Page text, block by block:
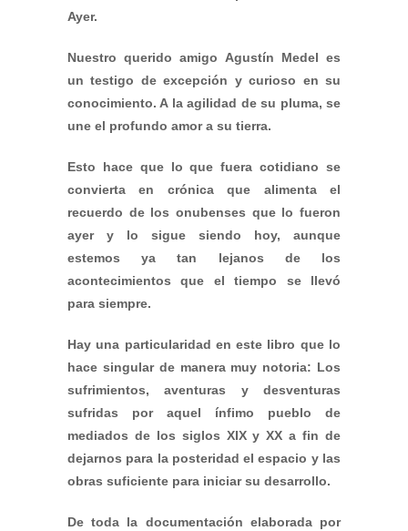
Ayer.
Nuestro querido amigo Agustín Medel es
un testigo de excepción y curioso en su
conocimiento. A la agilidad de su pluma, se
une el profundo amor a su tierra.
Esto hace que lo que fuera cotidiano se
convierta en crónica que alimenta el
recuerdo de los onubenses que lo fueron
ayer y lo sigue siendo hoy, aunque
estemos ya tan lejanos de los
acontecimientos que el tiempo se llevó
para siempre.
Hay una particularidad en este libro que lo
hace singular de manera muy notoria: Los
sufrimientos, aventuras y desventuras
sufridas por aquel ínfimo pueblo de
mediados de los siglos XIX y XX a fin de
dejarnos para la posteridad el espacio y las
obras suficiente para iniciar su desarrollo.
De toda la documentación elaborada por